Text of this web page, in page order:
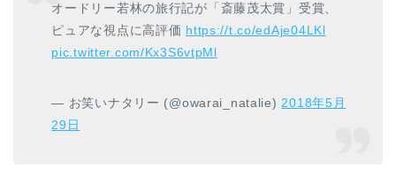
オードリー若林の旅行記が「斎藤茂太賞」受賞、
ピュアな視点に高評価 https://t.co/edAje04LKl
pic.twitter.com/Kx3S6vtpMl
— お笑いナタリー (@owarai_natalie)2018年5月
29日